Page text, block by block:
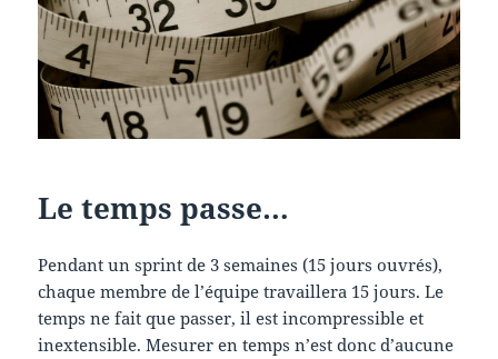
Le temps passe…
Pendant un sprint de 3 semaines (15 jours ouvrés),
chaque membre de l’équipe travaillera 15 jours. Le
temps ne fait que passer, il est incompressible et
inextensible. Mesurer en temps n’est donc d’aucune